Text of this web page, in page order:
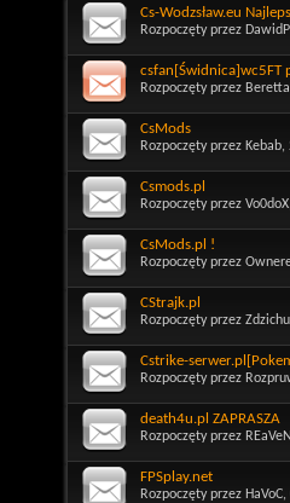
Cs-Wodzsław.eu
Rozpoczęty przez
csfan[Świdnica]wc5FT
Rozpoczęty przez Beretta
CsMods
Rozpoczęty przez Kebab,
Csmods.pl
Rozpoczęty przez Vo0doX
CsMods.pl !
Rozpoczęty przez
CStrajk.pl
Rozpoczęty przez
Cstrike-
Rozpoczęty przez
death4u.pl ZAPRASZA
Rozpoczęty przez REaVeN
FPSplay.net
Rozpoczęty przez HaVoC,